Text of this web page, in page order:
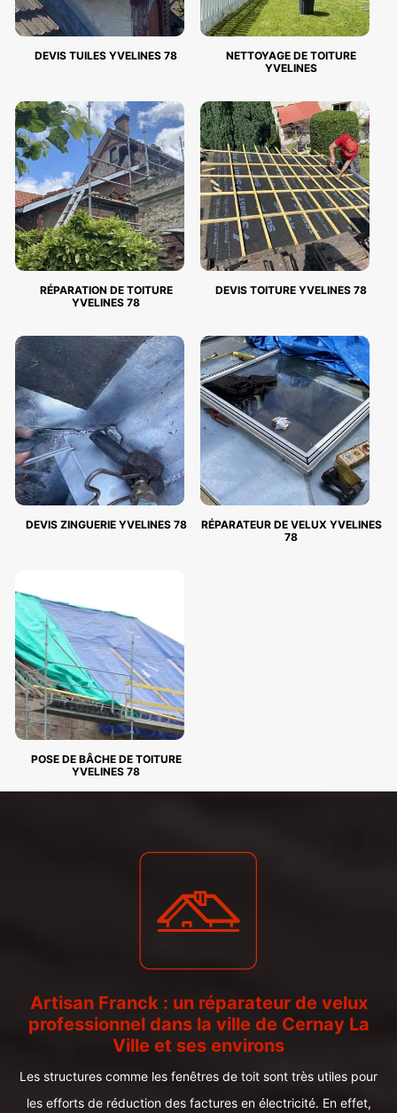
DEVIS TUILES YVELINES 78
NETTOYAGE DE TOITURE
YVELINES
RÉPARATION DE TOITURE
YVELINES 78
DEVIS TOITURE YVELINES 78
DEVIS ZINGUERIE YVELINES 78
RÉPARATEUR DE VELUX YVELINES
78
POSE DE BÂCHE DE TOITURE
YVELINES 78
Artisan Franck : un réparateur de velux
professionnel dans la ville de Cernay La
Ville et ses environs
Les structures comme les fenêtres de toit sont très utiles pour
les efforts de réduction des factures en électricité. En effet,